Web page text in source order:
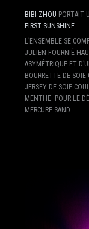
BIBI ZHOU PORTAIT
FIRST SUNSHINE.
L’ENSEMBLE SE
JULIEN FOURNIÉ
ASYMÉTRIQUE ET
BOURRETTE DE
JERSEY DE SOIE
MENTHE. POUR LE
MERCURE SAND.